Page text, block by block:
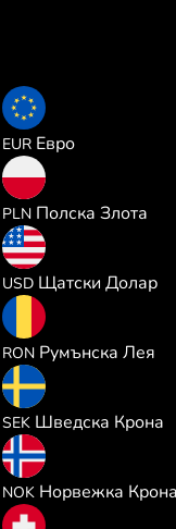
EUR Евро
PLN Полска Злота
USD Щатски Долар
RON Румънска Лея
SEK Шведска Крона
NOK Норвежка Крона